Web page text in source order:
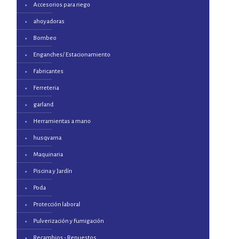
Accesorios para riego
ahoyadoras
Bombeo
Enganches/ Estacionamiento
Fabricantes
Ferreteria
garland
Herramientas a mano
husqvarna
Maquinaria
Piscina y Jardín
Poda
Protección laboral
Pulverización y Fumigación